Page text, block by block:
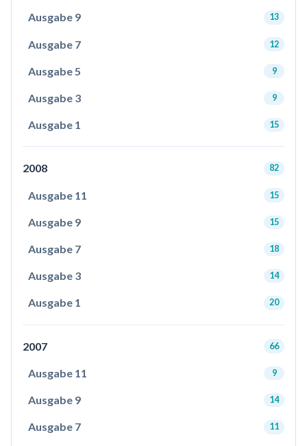
Ausgabe 9 13
Ausgabe 7 12
Ausgabe 5 9
Ausgabe 3 9
Ausgabe 1 15
2008 82
Ausgabe 11 15
Ausgabe 9 15
Ausgabe 7 18
Ausgabe 3 14
Ausgabe 1 20
2007 66
Ausgabe 11 9
Ausgabe 9 14
Ausgabe 7 11